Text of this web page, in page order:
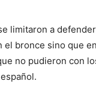
limitaron a
el bronce sino que
no pudieron con